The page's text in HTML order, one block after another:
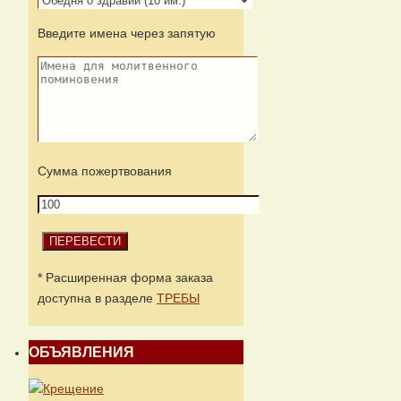
Введите имена через запятую
Сумма пожертвования
* Расширенная форма заказа
доступна в разделе ТРЕБЫ
ОБЪЯВЛЕНИЯ